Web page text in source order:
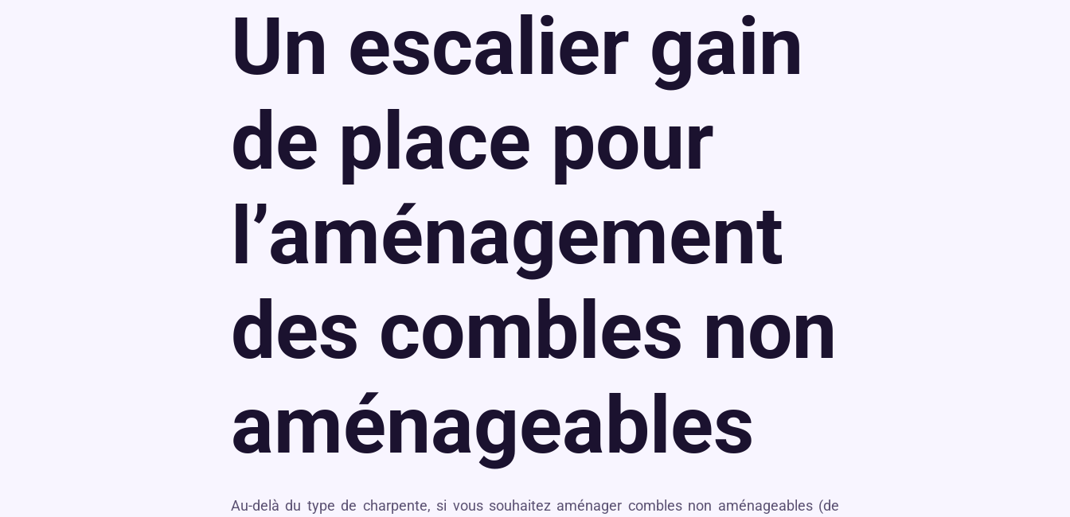
Un escalier gain
de place pour
l’aménagement
des combles non
aménageables
Au-delà du type de charpente, si vous souhaitez aménager combles non aménageables (de